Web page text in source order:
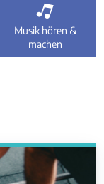
b
Musik hören &
machen